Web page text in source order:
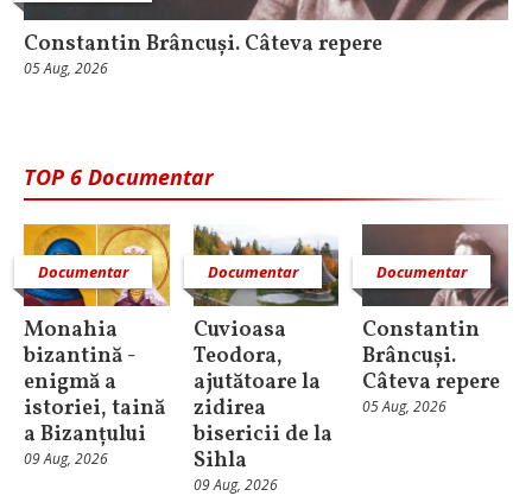
Constantin Brâncuși. Câteva repere
05 Aug, 2026
TOP 6 Documentar
Documentar
Monahia
bizantină -
enigmă a
istoriei, taină
a Bizanțului
09 Aug, 2026
Documentar
Cuvioasa
Teodora,
ajutătoare la
zidirea
bisericii de la
Sihla
09 Aug, 2026
Documentar
Constantin
Brâncuși.
Câteva repere
05 Aug, 2026